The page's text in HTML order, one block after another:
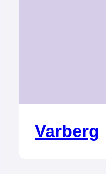
Varberg